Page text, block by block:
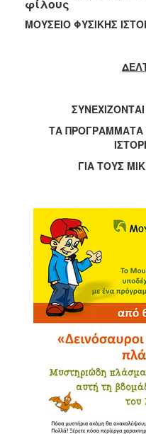
2020
2016
2015
2011
ΠΟΛΙΤΙΣΜΟΣ
ΑΝΘΕΚΤΙΚΗ
φίλους
ΜΟΥΣΕΙΟ ΦΥΣΙΚΗΣ
ΤΑ ΠΡΟΓΡΑΜΜΑΤΑ
ΓΙΑ ΤΟΥΣ